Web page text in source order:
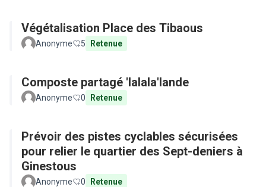
Végétalisation Place des Tibaous
Anonyme 5 Retenue
Composte partagé 'lalala'lande
Anonyme 0 Retenue
Prévoir des pistes cyclables sécurisées
pour relier le quartier des Sept-deniers à
Ginestous
Anonyme 0 Retenue